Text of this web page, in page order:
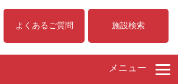
よくあるご質問 施設検索
メニュー